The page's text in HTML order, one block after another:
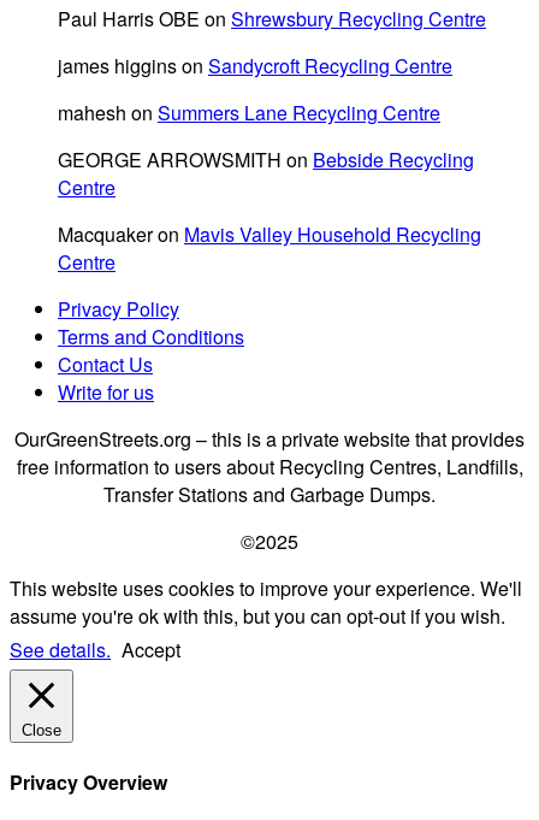
Paul Harris OBE on Shrewsbury Recycling Centre
james higginson Sandycroft Recycling Centre
mahesh on Summers Lane Recycling Centre
GEORGE ARROWSMITH on Bebside Recycling
Centre
Macquakeron Mavis Valley Household Recycling
Centre
Privacy Policy
Terms and Conditions
Contact Us
Write for us
OurGreenStreets.org – this is a private website that provides
free information to users about Recycling Centres, Landfills,
Transfer Stations and Garbage Dumps.
©2025
This website uses cookies to improve your experience. We'll
assume you're ok with this, but you can opt-out if you wish.
See details. Accept
Close
Privacy Overview